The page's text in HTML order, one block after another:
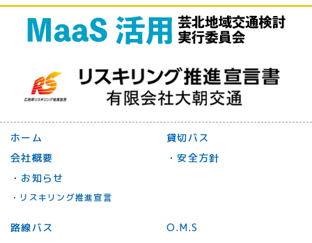
ホーム
会社概要
・お知らせ
・リスキリング推進宣言
貸切バス
・安全方針
路線バス
O.M.S